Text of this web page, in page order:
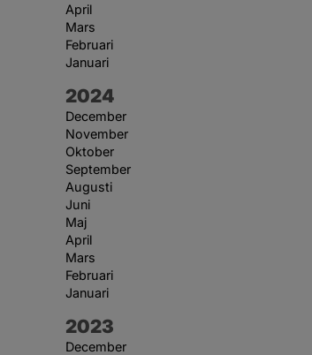
April
Mars
Februari
Januari
År:
2024
December
November
Oktober
September
Augusti
Juni
Maj
April
Mars
Februari
Januari
År:
2023
December